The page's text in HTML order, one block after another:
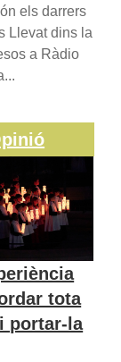
els darrers
Llevat dins la
a Ràdio
tota
portar-la